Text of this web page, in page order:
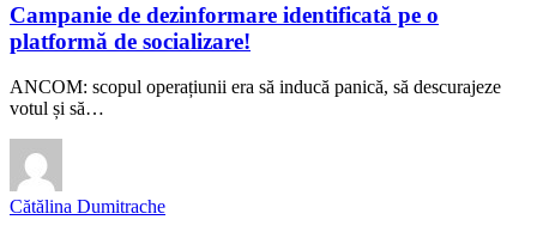
Campanie de dezinformare identificată pe o
platformă de socializare!
ANCOM: scopul operațiunii era să inducă panică, să descurajeze
votul și să…
Cătălina Dumitrache